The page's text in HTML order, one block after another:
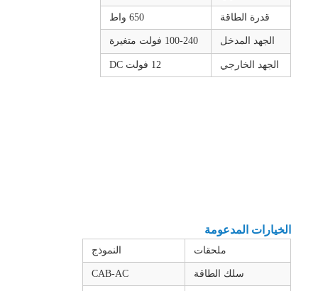
قدرة الطاقة 650 واط
الجهد المدخل 100-240 فولت متغيرة
الجهد الخارجي 12 فولت DC
الخيارات المدعومة
ملحقات النموذج
سلك الطاقة CAB-AC